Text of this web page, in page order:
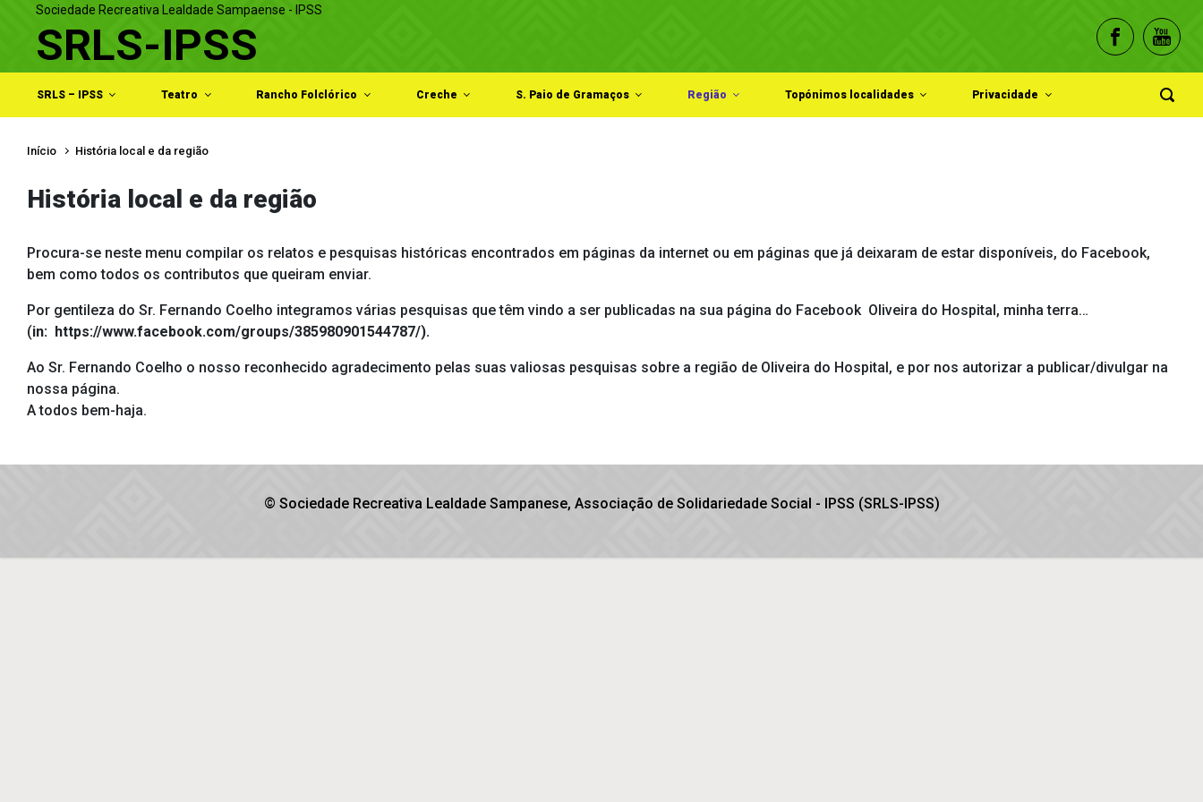
Sociedade Recreativa Lealdade Sampaense - IPSS
SRLS-IPSS
SRLS – IPSS Teatro Rancho Folclórico Creche S. Paio de Gramaços Região Topónimos localidades Privacidade
Início História local e da região
História local e da região
Procura-se neste menu compilar os relatos e pesquisas históricas encontrados em páginas da internet ou em páginas que já deixaram de estar disponíveis, do Facebook,
bem como todos os contributos que queiram enviar.
Por gentileza do Sr. Fernando Coelho integramos várias pesquisas que têm vindo a ser publicadas na sua página do Facebook Oliveira do Hospital, minha terra…
(in: https://www.facebook.com/groups/385980901544787/).
Ao Sr. Fernando Coelho o nosso reconhecido agradecimento pelas suas valiosas pesquisas sobre a região de Oliveira do Hospital, e por nos autorizar a publicar/divulgar na
nossa página.
A todos bem-haja.
© Sociedade Recreativa Lealdade Sampanese, Associação de Solidariedade Social - IPSS (SRLS-IPSS)